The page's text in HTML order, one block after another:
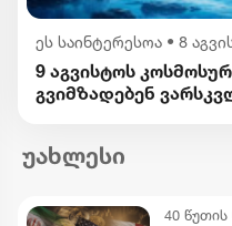
ეს საინტერესოა • 8
9 აგვისტოს
გვიმზადებენ
უახლესი
40 წუთის